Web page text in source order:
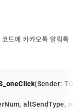
드에 카카오톡 알림톡
(Sender:
altSendType,